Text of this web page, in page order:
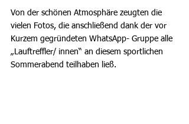
Von der schönen Atmosphäre zeugten die
vielen Fotos, die anschließend dank der vor
Kurzem gegründeten WhatsApp- Gruppe alle
„Lauftreffler/ innen“ an diesem sportlichen
Sommerabend teilhaben ließ.